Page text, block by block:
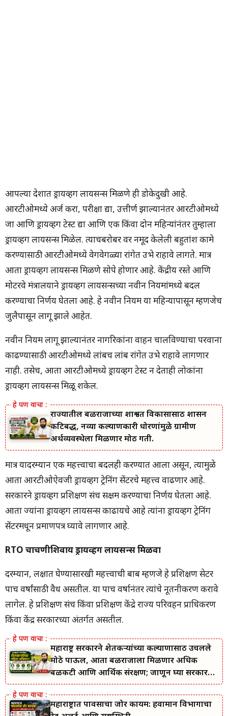
आपल्या देशात ड्रायव्हिंग लायसन्स मिळणे ही डोकेदुखी आहे.
आरटीओमध्ये अर्ज करा, परीक्षा द्या, उत्तीर्ण झाल्यानंतर आरटीओमध्ये
जा आणि ड्रायव्हिंग टेस्ट द्या आणि एक किंवा दोन महिन्यांनंतर तुम्हाला
ड्रायव्हिंग लायसन्स मिळेल. त्याचबरोबर वर नमूद केलेली बहुतांश कामे
करण्यासाठी आरटीओमध्ये वेगवेगळ्या रांगेत उभे राहावे लागते. मात्र
आता ड्रायव्हिंग लायसन्स मिळणे सोपे होणार आहे. केंद्रीय रस्ते आणि
मोटरवे मंत्रालयाने ड्रायव्हिंग लायसन्सच्या नवीन नियमांमध्ये बदल
करण्याचा निर्णय घेतला आहे. हे नवीन नियम या महिन्यापासून म्हणजेच
जुलैपासून लागू झाले आहेत.
नवीन नियम लागू झाल्यानंतर नागरिकांना वाहन चालविण्याचा परवाना
काढण्यासाठी आरटीओमध्ये लांबच लांब रांगेत उभे राहावे लागणार
नाही. तसेच, आता आरटीओमध्ये ड्रायव्हिंग टेस्ट न देताही लोकांना
ड्रायव्हिंग लायसन्स मिळू शकेल.
राज्यातील बळीराजाच्या शाश्वत विकासासाठी शासन
कटिबद्ध, नव्या कल्याणकारी धोरणांमुळे ग्रामीण
अर्थव्यवस्थेला मिळणार मोठी गती.
मात्र यादरम्यान एक महत्त्वाचा बदलही करण्यात आला असून, त्यामुळे
आता आरटीओऐवजी ड्रायव्हिंग ट्रेनिंग सेंटरचे महत्त्व वाढणार आहे.
सरकारने ड्रायव्हिंग प्रशिक्षण संच सक्षम करण्याचा निर्णय घेतला आहे.
आता ज्यांना ड्रायव्हिंग लायसन्स काढायचे आहे त्यांना ड्रायव्हिंग ट्रेनिंग
सेंटरमधून प्रमाणपत्र घ्यावे लागणार आहे.
RTO चाचणीशिवाय ड्रायव्हिंग लायसन्स मिळवा
दरम्यान, लक्षात घेण्यासारखी महत्त्वाची बाब म्हणजे हे प्रशिक्षण सेटर
पाच वर्षांसाठी वैध असतील. या पाच वर्षानंतर त्यांचे नूतनीकरण करावे
लागेल. हे प्रशिक्षण संच किंवा प्रशिक्षण केंद्रे राज्य परिवहन प्राधिकरण
किंवा केंद्र सरकारच्या अंतर्गत असतील.
महाराष्ट्र सरकारने शेतकऱ्यांच्या कल्याणासाठी उचलले
मोठे पाऊल, आता बळीराजाला मिळणार अधिक
बळकटी आणि आर्थिक संरक्षण; जाणून घ्या सरकारचा
नवा संकल्प.
महाराष्ट्रात पावसाचा जोर कायम: हवामान विभागाचा